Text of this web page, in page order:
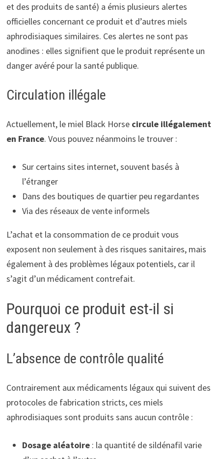
et des produits de santé) a émis plusieurs alertes
officielles concernant ce produit et d’autres miels
aphrodisiaques similaires. Ces alertes ne sont pas
anodines : elles signifient que le produit représente un
danger avéré pour la santé publique.
Circulation illégale
Actuellement, le miel Black Horse circule illégalement
en France. Vous pouvez néanmoins le trouver :
Sur certains sites internet, souvent basés à
l’étranger
Dans des boutiques de quartier peu regardantes
Via des réseaux de vente informels
L’achat et la consommation de ce produit vous
exposent non seulement à des risques sanitaires, mais
également à des problèmes légaux potentiels, car il
s’agit d’un médicament contrefait.
Pourquoi ce produit est-il si
dangereux ?
L’absence de contrôle qualité
Contrairement aux médicaments légaux qui suivent des
protocoles de fabrication stricts, ces miels
aphrodisiaques sont produits sans aucun contrôle :
Dosage aléatoire: la quantité de sildénafil varie